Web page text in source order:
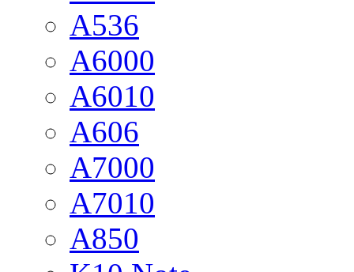
A536
A6000
A6010
A606
A7000
A7010
A850